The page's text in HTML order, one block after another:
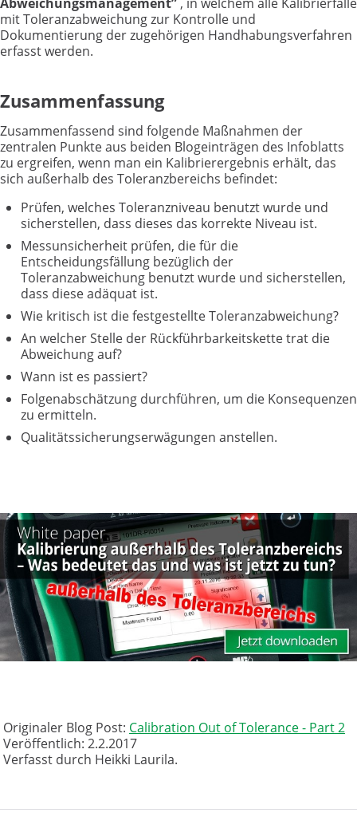
mit Toleranzabweichung zur Kontrolle und
Dokumentierung der zugehörigen Handhabungsverfahren
erfasst werden.
Zusammenfassung
Zusammenfassend sind folgende Maßnahmen der
zentralen Punkte aus beiden Blogeinträgen des Infoblatts
zu ergreifen, wenn man ein Kalibrierergebnis erhält, das
sich außerhalb des Toleranzbereichs befindet:
Prüfen, welches Toleranzniveau benutzt wurde und
sicherstellen, dass dieses das korrekte Niveau ist.
Messunsicherheit prüfen, die für die
Entscheidungsfällung bezüglich der
Toleranzabweichung benutzt wurde und sicherstellen,
dass diese adäquat ist.
Wie kritisch ist die festgestellte Toleranzabweichung?
An welcher Stelle der Rückführbarkeitskette trat die
Abweichung auf?
Wann ist es passiert?
Folgenabschätzung durchführen, um die Konsequenzen
zu ermitteln.
Qualitätssicherungserwägungen anstellen.
Originaler Blog Post: Calibration Out of Tolerance - Part 2
Veröffentlich: 2.2.2017
Verfasst durch Heikki Laurila.